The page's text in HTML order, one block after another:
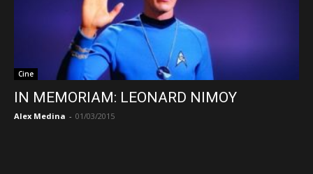
Cine
IN MEMORIAM: LEONARD NIMOY
Alex Medina - 01/03/2015